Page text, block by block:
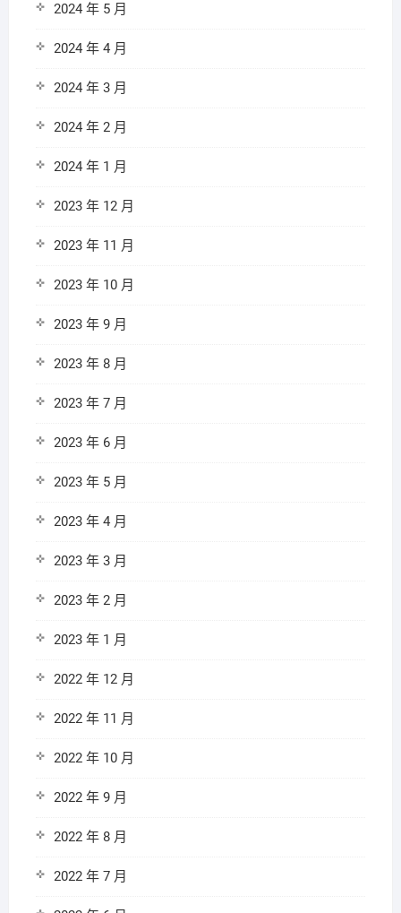
2024 年 5 月
2024 年 4 月
2024 年 3 月
2024 年 2 月
2024 年 1 月
2023 年 12 月
2023 年 11 月
2023 年 10 月
2023 年 9 月
2023 年 8 月
2023 年 7 月
2023 年 6 月
2023 年 5 月
2023 年 4 月
2023 年 3 月
2023 年 2 月
2023 年 1 月
2022 年 12 月
2022 年 11 月
2022 年 10 月
2022 年 9 月
2022 年 8 月
2022 年 7 月